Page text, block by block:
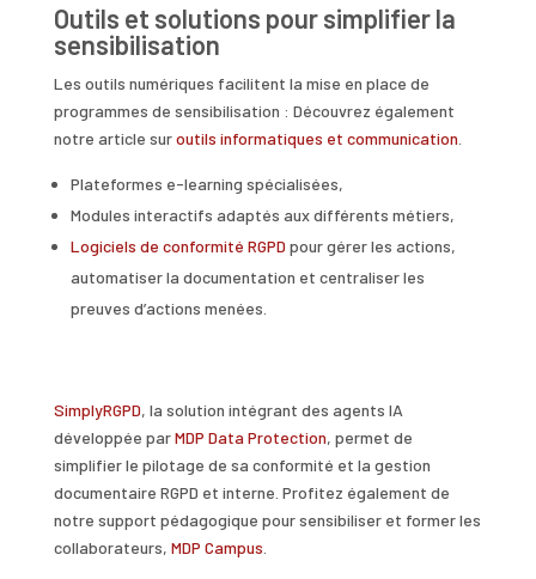
Outils et solutions pour simplifier la
sensibilisation
Les outils numériques facilitent la mise en place de
programmes de sensibilisation : Découvrez également
notre article suroutils informatiques et communication
Plateformes e-learning spécialisées,
Modules interactifs adaptés aux différents métiers,
Logiciels de conformité RGPD pour gérer les actions,
automatiser la documentation et centraliser les
preuves d’actions menées.
SimplyRGPD, la solution intégrant des agents IA
développée parMDP Data Protection, permet de
simplifier le pilotage de sa conformité et la gestion
documentaire RGPD et interne. Profitez également de
notre support pédagogique pour sensibiliser et former les
collaborateurs, MDP Campus